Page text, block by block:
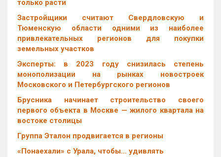
только расти
Застройщики считают Свердловскую и
Тюменскую области одними из наиболее
привлекательных регионов для покупки
земельных участков
Эксперты: в 2023 году снизилась степень
монополизации на рынках новостроек
Московского и Петербургского регионов
Брусника начинает строительство своего
первого объекта в Москве — жилого квартала на
востоке столицы
Группа Эталон продвигается в регионы
«Понаехали» с Урала, чтобы… удивлять